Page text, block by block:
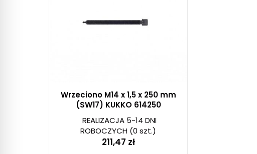
Wrzeciono M14 x 1,5 x 250 mm
(SW17) KUKKO 614250
REALIZACJA 5-14 DNI
ROBOCZYCH (0 szt.)
211,47 zł